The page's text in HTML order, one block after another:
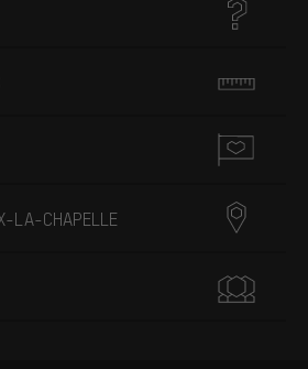
LA-CHAPELLE